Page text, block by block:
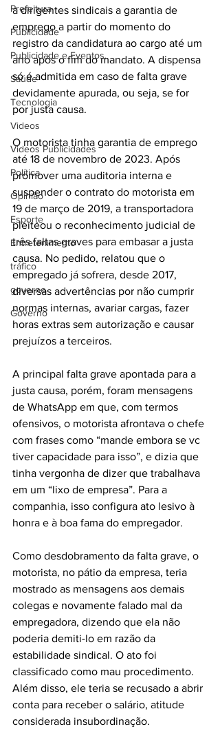
Prefeitura
Publicidade
Publicidade e Eventos.
Saúde
Tecnologia
Videos
Videos Publicidades
Política
Opinião
Esporte
Entretenimento
tráfico
governo
Governo
a dirigentes sindicais a garantia de
emprego a partir do momento do
registro da candidatura ao cargo até um
ano após o fim do mandato. A dispensa
só é admitida em caso de falta grave
devidamente apurada, ou seja, se for
por justa causa.
O motorista tinha garantia de emprego
até 18 de novembro de 2023. Após
promover uma auditoria interna e
suspender o contrato do motorista em
19 de março de 2019, a transportadora
pleiteou o reconhecimento judicial de
três faltas graves para embasar a justa
causa. No pedido, relatou que o
empregado já sofrera, desde 2017,
diversas advertências por não cumprir
normas internas, avariar cargas, fazer
horas extras sem autorização e causar
prejuízos a terceiros.
A principal falta grave apontada para a
justa causa, porém, foram mensagens
de WhatsApp em que, com termos
ofensivos, o motorista afrontava o chefe
com frases como “mande embora se vc
tiver capacidade para isso”, e dizia que
tinha vergonha de dizer que trabalhava
em um “lixo de empresa”. Para a
companhia, isso configura ato lesivo à
honra e à boa fama do empregador.
Como desdobramento da falta grave, o
motorista, no pátio da empresa, teria
mostrado as mensagens aos demais
colegas e novamente falado mal da
empregadora, dizendo que ela não
poderia demiti-lo em razão da
estabilidade sindical. O ato foi
classificado como mau procedimento.
Além disso, ele teria se recusado a abrir
conta para receber o salário, atitude
considerada insubordinação.